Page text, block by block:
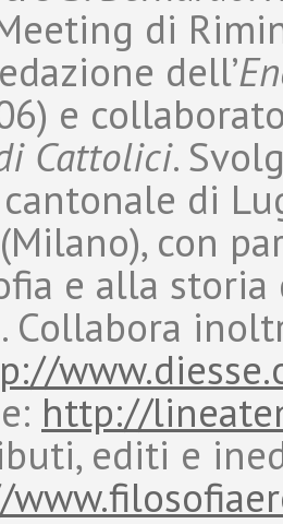
di
dell’
e
Cattolici.
di
con
e alla
Collabora
http://
editi e